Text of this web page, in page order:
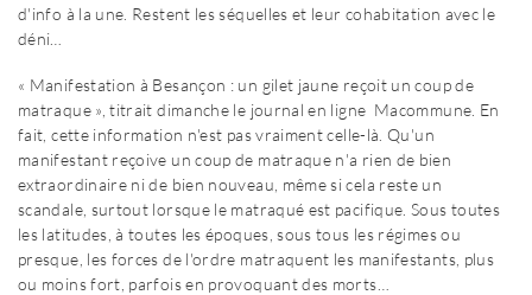
d'info à la une. Restent les séquelles et leur cohabitation avec le
déni…
« Manifestation à Besançon : un gilet jaune reçoit un coup de
matraque », titrait dimanche le journal en ligne Macommune. En
fait, cette information n'est pas vraiment celle-là. Qu'un
manifestant reçoive un coup de matraque n'a rien de bien
extraordinaire ni de bien nouveau, même si cela reste un
scandale, surtout lorsque le matraqué est pacifique. Sous toutes
les latitudes, à toutes les époques, sous tous les régimes ou
presque, les forces de l'ordre matraquent les manifestants, plus
ou moins fort, parfois en provoquant des morts…